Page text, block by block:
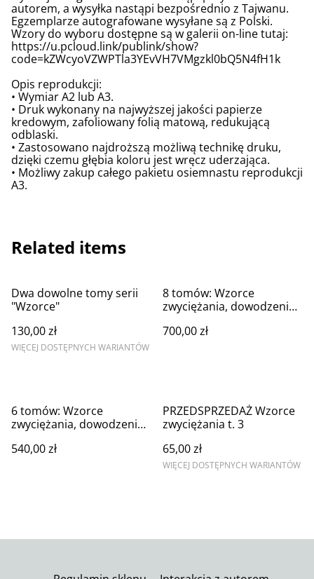
autorem, a wysyłka nastąpi bezpośrednio z Tajwanu.
Egzemplarze autografowane wysyłane są z Polski.
Wzory do wyboru dostępne są w galerii on-line tutaj:
https://u.pcloud.link/publink/show?
code=kZWcyoVZWPTla3YEvVH7VMgzkl0bQ5N4fH1k
Opis reprodukcji:
• Wymiar A2 lub A3.
• Druk wykonany na najwyższej jakości papierze
kredowym, zafoliowany folią matową, redukującą
odblaski.
• Zastosowano najdroższą możliwą technikę druku,
dzięki czemu głębia koloru jest wręcz uderzająca.
• Możliwy zakup całego pakietu osiemnastu reprodukcji
A3.
Related items
Dwa dowolne tomy serii
"Wzorce"
130,00 zł
WIĘCEJ DOSTĘPNYCH WARIANTÓW
8 tomów: Wzorce
zwyciężania, dowodzenia i
przedsprzedaż)
700,00 zł
6 tomów: Wzorce
zwyciężania, dowodzenia i
540,00 zł
PRZEDSPRZEDAŻ Wzorce
zwyciężania t. 3
65,00 zł
WIĘCEJ DOSTĘPNYCH WARIANTÓW